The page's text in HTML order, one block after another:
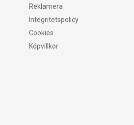
Reklamera
Integritetspolicy
Cookies
Köpvillkor